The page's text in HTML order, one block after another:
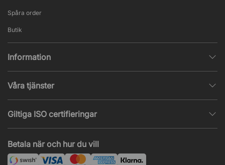
Spåra order
Butik
Information
Försäljningsvillkor
Populära sidor
Nyheter & artiklar
Våra tjänster
Tysta rum & telefonbås
Projekt & offert
Betala när och hur du vill
Giltiga ISO certifieringar
ISO 14001– Miljöledning